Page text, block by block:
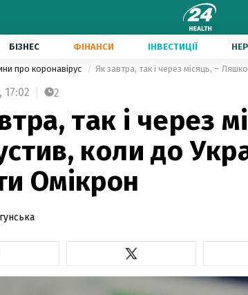
БІЗНЕС ФІНАНСИ ІНВЕСТИЦІЇ
про коронавірус Як завтра, так і через місяць, –
17:02 2
так і через
коли до
Омікрон